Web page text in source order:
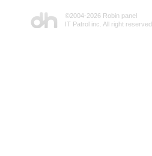
©2004-2026 Robin panel
IT Patrol inc. All right reserved.